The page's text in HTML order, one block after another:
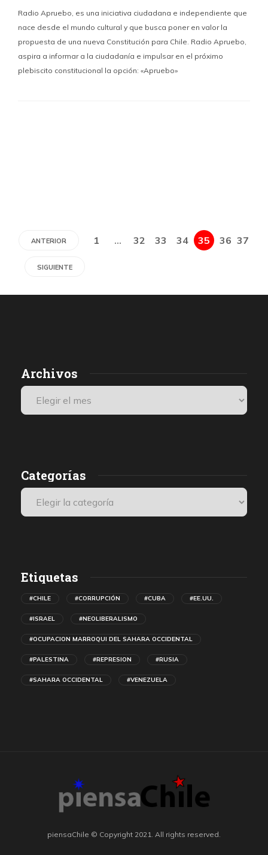
Radio Apruebo, es una iniciativa ciudadana e independiente que
nace desde el mundo cultural y que busca poner en valor la
propuesta de una nueva Constitución para Chile. Radio Apruebo,
aspira a informar a la ciudadanía e impulsar en el próximo
plebiscito constitucional la opción: «Apruebo»
ANTERIOR 1 … 32 33 34 35 36 37
SIGUIENTE
Archivos
Categorías
Etiquetas
#CHILE #CORRUPCIÓN #CUBA #EE.UU.
#ISRAEL #NEOLIBERALISMO
#OCUPACION MARROQUI DEL SAHARA OCCIDENTAL
#PALESTINA #REPRESION #RUSIA
#SAHARA OCCIDENTAL #VENEZUELA
piensaChile © Copyright 2021. All rights reserved.